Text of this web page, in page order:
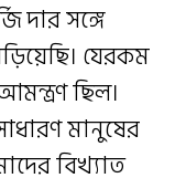
দার সঙ্গে
যেরকম
ছিল।
মানুষের
বিখ্যাত